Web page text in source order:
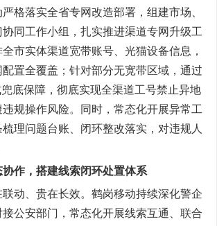
格落实全省专网改造部署，组建市场、
同工作小组，扎实推进渠道专网升级工
市实体渠道宽带账号、光猫设备信息，
置全覆盖；针对部分无宽带区域，通过
底保障，彻底实现全渠道工号禁止异地
规操作风险。同时，常态化开展异常工
理问题台账、闭环整改落实，对违规人
作，搭建线索闭环处置体系
联动、贵在长效。鹤岗移动持续深化警企
公安部门，常态化开展线索互通、联合